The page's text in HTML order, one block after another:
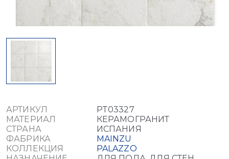
АРТИКУЛ
PT03327
МАТЕРИАЛ
КЕРАМОГРАНИТ
СТРАНА
ИСПАНИЯ
ФАБРИКА
MAINZU
КОЛЛЕКЦИЯ
PALAZZO